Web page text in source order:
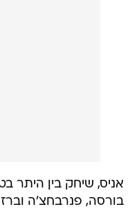
אניס, שיחק בין היתר
בורסה, פנרבחצ'ה